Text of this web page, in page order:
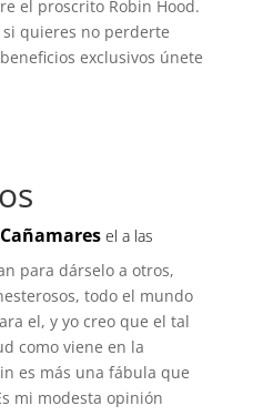
el proscrito Robin Hood.
quieres no perderte
exclusivos únete
el a las
para dárselo a otros,
todo el mundo
el, y yo creo que el tal
como viene en la
es más una fábula que
mi modesta opinión